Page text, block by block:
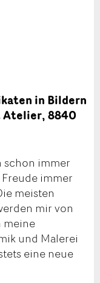
in Bildern
Atelier, 8840
schon immer
immer
meisten
mir von
meine
und Malerei
eine neue